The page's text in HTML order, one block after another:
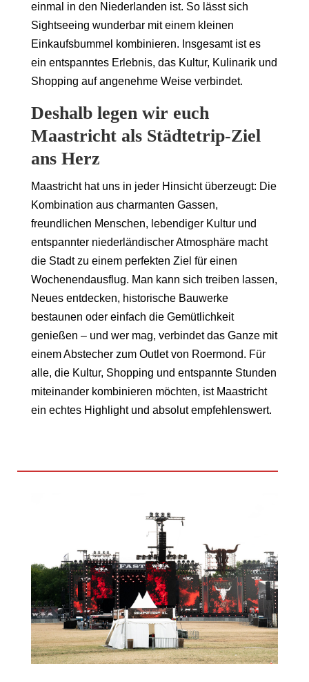
einmal in den Niederlanden ist. So lässt sich
Sightseeing wunderbar mit einem kleinen
Einkaufsbummel kombinieren. Insgesamt ist es
ein entspanntes Erlebnis, das Kultur, Kulinarik und
Shopping auf angenehme Weise verbindet.
Deshalb legen wir euch
Maastricht als Städtetrip-Ziel
ans Herz
Maastricht hat uns in jeder Hinsicht überzeugt: Die
Kombination aus charmanten Gassen,
freundlichen Menschen, lebendiger Kultur und
entspannter niederländischer Atmosphäre macht
die Stadt zu einem perfekten Ziel für einen
Wochenendausflug. Man kann sich treiben lassen,
Neues entdecken, historische Bauwerke
bestaunen oder einfach die Gemütlichkeit
genießen – und wer mag, verbindet das Ganze mit
einem Abstecher zum Outlet von Roermond. Für
alle, die Kultur, Shopping und entspannte Stunden
miteinander kombinieren möchten, ist Maastricht
ein echtes Highlight und absolut empfehlenswert.